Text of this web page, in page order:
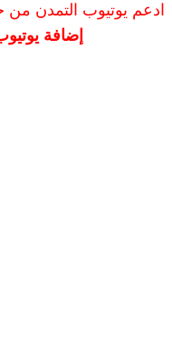
ادعم يوتيوب التمدن من
إضافة